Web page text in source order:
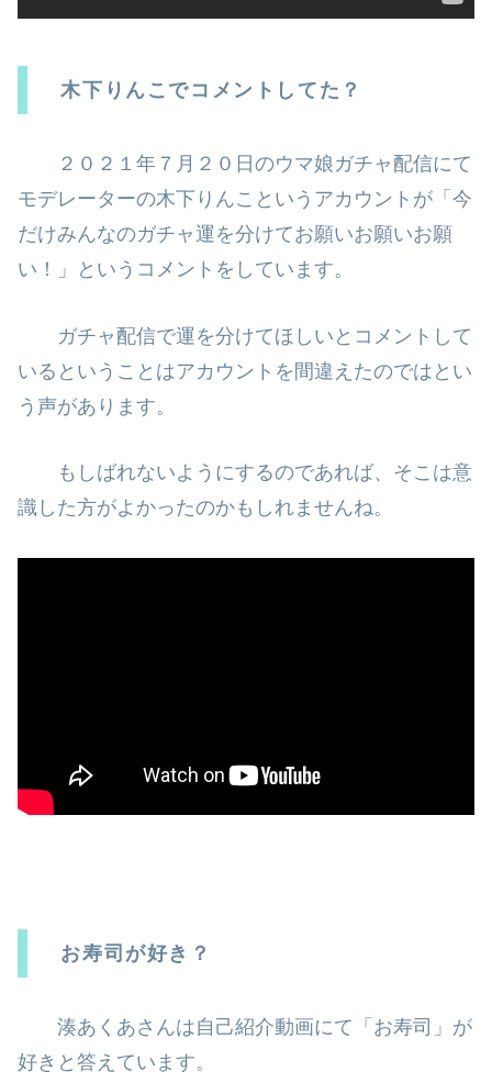
木下りんこでコメントしてた？
２０２１年７月２０日のウマ娘ガチャ配信にて
モデレーターの木下りんこと いうアカウントが「今
だけみんなのガチャ運を分けてお願いお願いお願
い！」というコメントをしています。
ガチャ配信で運を分けてほしいとコメントして
いるということはアカウント を間違えたのではとい
う声があります。
もしばれないようにするのであれば、そこは意
識した方がよかったのかもしれませんね。
お寿司が好き？
湊あくあさんは自己紹介動画にて「お寿司」が
好きと答えています。